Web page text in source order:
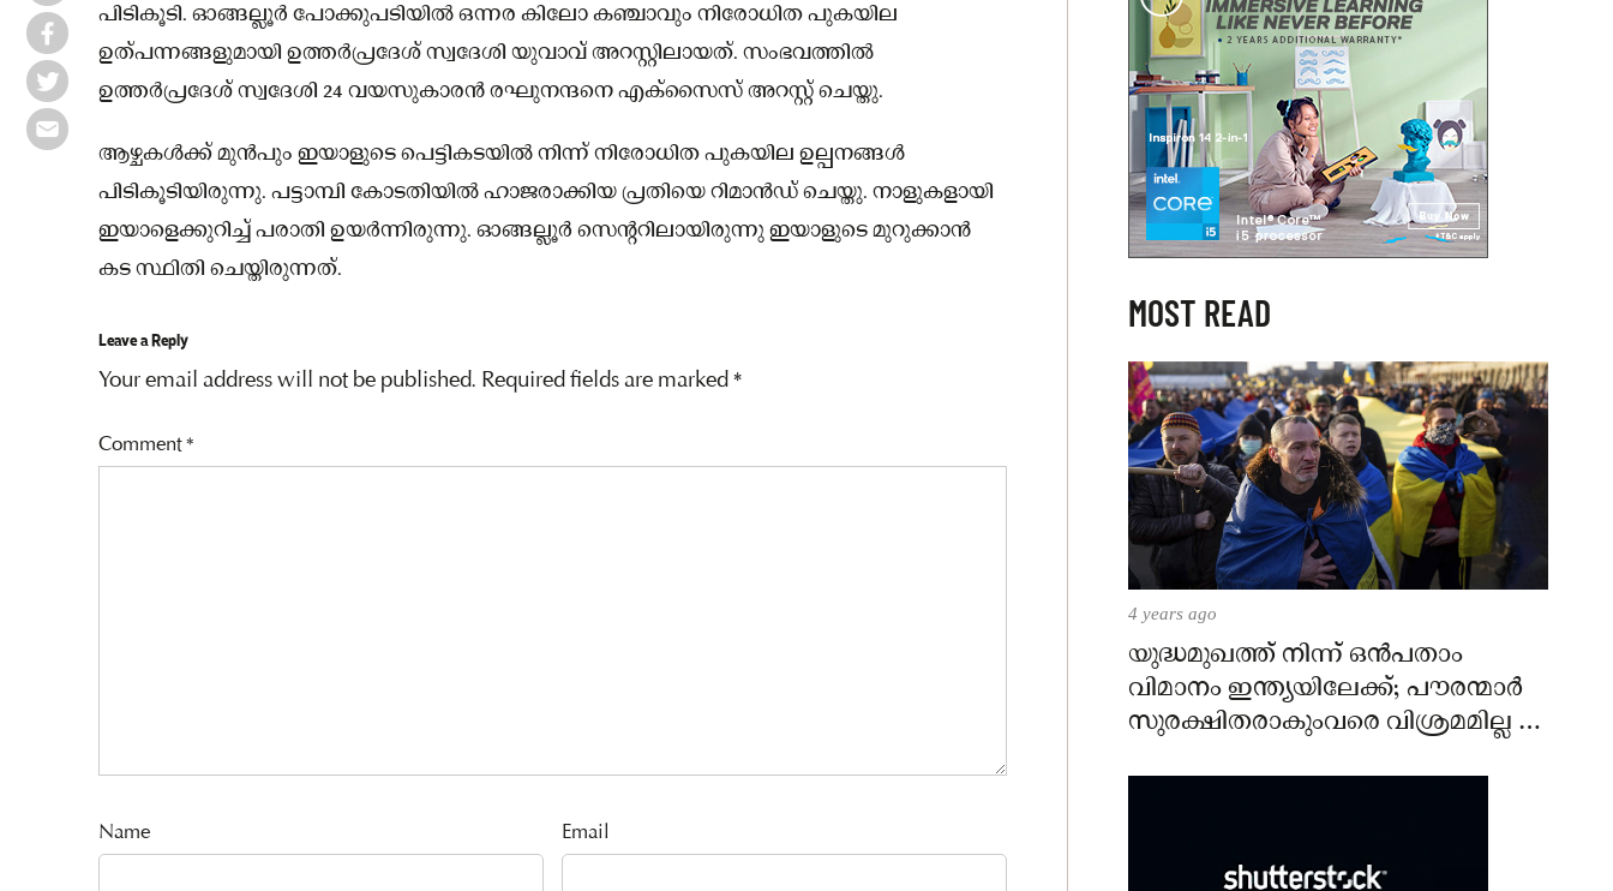
പിടികൂടി. ഓങ്ങല്ലൂർ പോക്കുപടിയിൽ ഒന്നര കിലോ കഞ്ചാവും നിരോധിത പുകയില
ഉത്പന്നങ്ങളുമായി ഉത്തർപ്രദേശ് സ്വദേശി യുവാവ് അറസ്റ്റിലായത്. സംഭവത്തിൽ
ഉത്തർപ്രദേശ് സ്വദേശി 24 വയസുകാരൻ രഘുനന്ദനെ എക്‌സൈസ് അറസ്റ്റ് ചെയ്തു.
ആഴ്ചകൾക്ക് മുൻപും ഇയാളുടെ പെട്ടികടയിൽ നിന്ന് നിരോധിത പുകയില ഉല്പനങ്ങൾ
പിടികൂടിയിരുന്നു. പട്ടാമ്പി കോടതിയിൽ ഹാജരാക്കിയ പ്രതിയെ റിമാൻഡ് ചെയ്തു. നാളുകളായി
ഇയാളെക്കുറിച്ച് പരാതി ഉയർന്നിരുന്നു. ഓങ്ങല്ലൂർ സെന്ററിലായിരുന്നു ഇയാളുടെ മുറുക്കാൻ
കട സ്ഥിതി ചെയ്തിരുന്നത്.
Leave a Reply
Your email address will not be published. Required fields are marked*
Comment*
Name Email
MOST READ
4 years ago
യുദ്ധമുഖത്ത് നിന്ന് ഒൻപതാം
വിമാനം ഇന്ത്യയിലേക്ക്; പൗരന്മാർ
സുരക്ഷിതരാകുംവരെ വിശ്രമമില്ല –